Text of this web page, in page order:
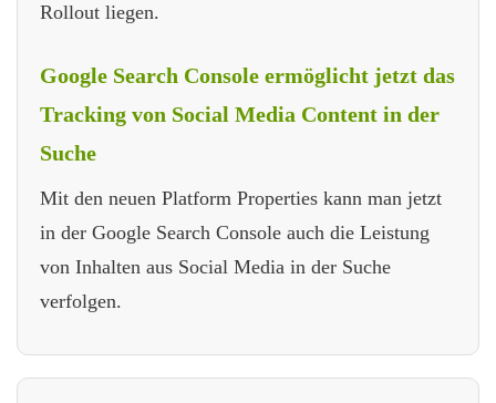
Rollout liegen.
Google Search Console ermöglicht jetzt das
Tracking von Social Media Content in der
Suche
Mit den neuen Platform Properties kann man jetzt
in der Google Search Console auch die Leistung
von Inhalten aus Social Media in der Suche
verfolgen.